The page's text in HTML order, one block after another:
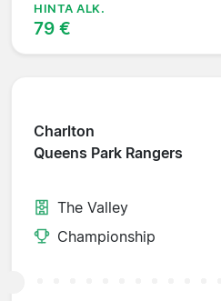
HINTA ALK.
79 €
Charlton
Queens Park Rangers
The Valley
Championship